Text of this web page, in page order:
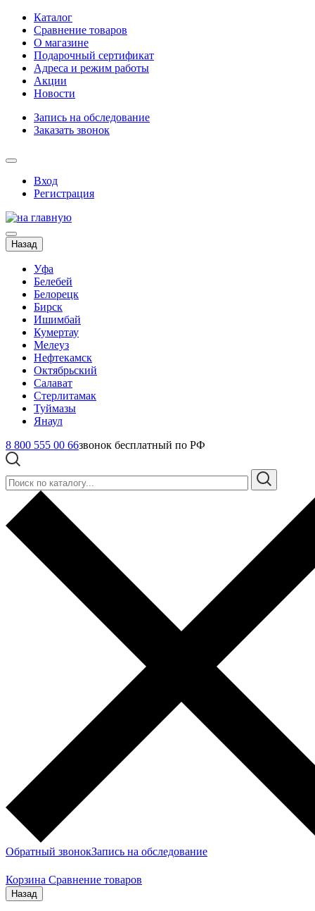
Каталог
Сравнение товаров
О магазине
Подарочный сертификат
Адреса и режим работы
Акции
Новости
Запись на обследование
Заказать звонок
Вход
Регистрация
Назад
Уфа
Белебей
Белорецк
Бирск
Ишимбай
Кумертау
Мелеуз
Нефтекамск
Октябрьский
Салават
Стерлитамак
Туймазы
Янаул
8 800 555 00 66звонок бесплатный по РФ
Обратный звонокЗапись на обследование
Корзина Сравнение товаров
Назад